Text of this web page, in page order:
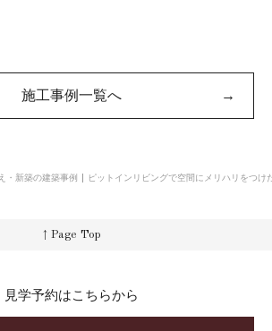
施工事例一覧へ →
・新築の建築事例 ピットインリビングで空間にメリハリをつけ
↑ Page Top
見学予約はこちらから